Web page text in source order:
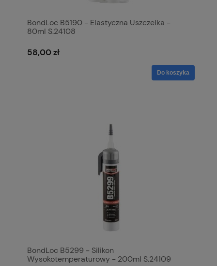
BondLoc B5190 - Elastyczna Uszczelka -
80ml S.24108
58,00 zł
Do koszyka
BondLoc B5299 - Silikon
Wysokotemperaturowy - 200ml S.24109